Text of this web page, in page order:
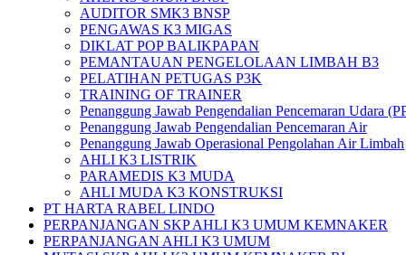
AUDITOR SMK3 BNSP
PENGAWAS K3 MIGAS
DIKLAT POP BALIKPAPAN
PEMANTAUAN PENGELOLAAN LIMBAH B3
PELATIHAN PETUGAS P3K
TRAINING OF TRAINER
Penanggung Jawab Pengendalian Pencemaran Udara
Penanggung Jawab Pengendalian Pencemaran Air
Penanggung Jawab Operasional Pengolahan Air Limbah
AHLI K3 LISTRIK
PARAMEDIS K3 MUDA
AHLI MUDA K3 KONSTRUKSI
PT HARTA RABEL LINDO
PERPANJANGAN SKP AHLI K3 UMUM KEMNAKER
PERPANJANGAN AHLI K3 UMUM